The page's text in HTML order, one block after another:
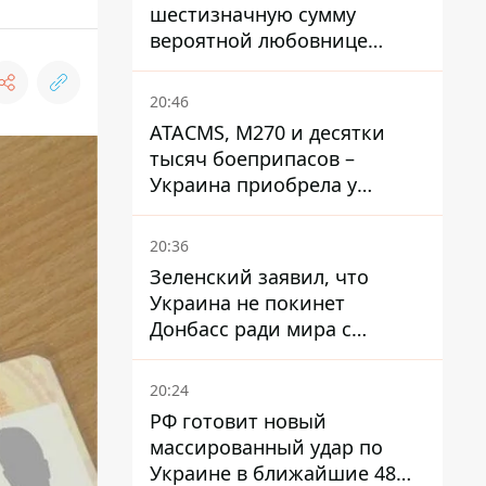
шестизначную сумму
вероятной любовнице
Инфантино - The Telegraph
20:46
ATACMS, M270 и десятки
тысяч боеприпасов –
Украина приобрела у
Турции мощный пакет
вооружения
20:36
Зеленский заявил, что
Украина не покинет
Донбасс ради мира с
Россией
20:24
РФ готовит новый
массированный удар по
Украине в ближайшие 48